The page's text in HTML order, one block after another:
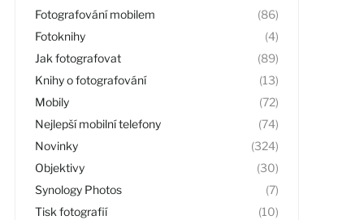
Fotografování mobilem
(86)
Fotoknihy
(4)
Jak fotografovat
(89)
Knihy o fotografování
(13)
Mobily
(72)
Nejlepší mobilní telefony
(74)
Novinky
(324)
Objektivy
(30)
Synology Photos
(7)
Tisk fotografií
(10)